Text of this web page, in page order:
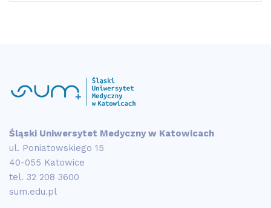
Śląski Uniwersytet Medyczny w Katowicach
ul. Poniatowskiego 15
40-055 Katowice
tel. 32 208 3600
sum.edu.pl